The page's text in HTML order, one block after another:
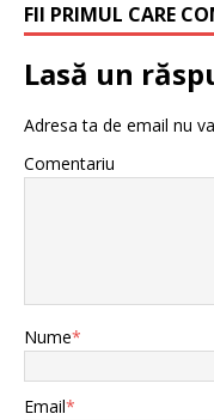
FII PRIMUL CARE
Lasă un
Adresa ta de email nu
Comentariu
Nume*
Email*